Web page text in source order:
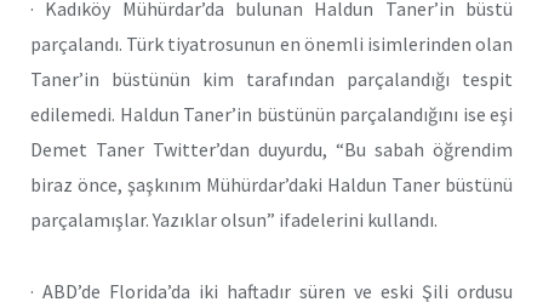
· Kadıköy Mühürdar’da bulunan Haldun Taner’in büstü
parçalandı. Türk tiyatrosunun en önemli isimlerinden olan
Taner’in büstünün kim tarafından parçalandığı tespit
edilemedi. Haldun Taner’in büstünün parçalandığını ise eşi
Demet Taner Twitter’dan duyurdu, “Bu sabah öğrendim
biraz önce, şaşkınım Mühürdar’daki Haldun Taner büstünü
parçalamışlar. Yazıklar olsun” ifadelerini kullandı.
· ABD’de Florida’da iki haftadır süren ve eski Şili ordusu